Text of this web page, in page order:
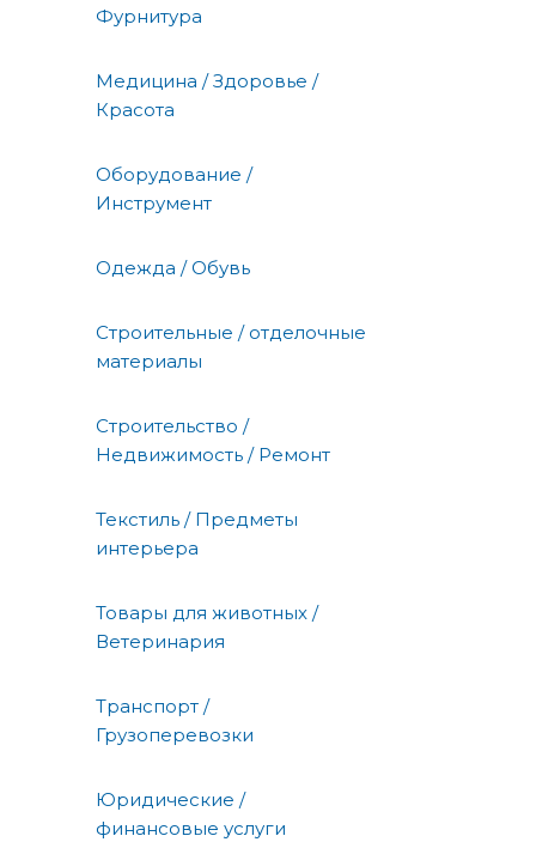
Фурнитура
Медицина / Здоровье /
Красота
Оборудование /
Инструмент
Одежда / Обувь
Строительные / отделочные
материалы
Строительство /
Недвижимость / Ремонт
Текстиль / Предметы
интерьера
Товары для животных /
Ветеринария
Транспорт /
Грузоперевозки
Юридические /
финансовые услуги